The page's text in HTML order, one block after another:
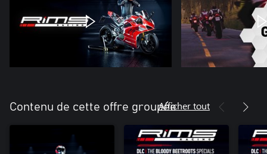
Contenu de cette offre groupéeAfficher tout